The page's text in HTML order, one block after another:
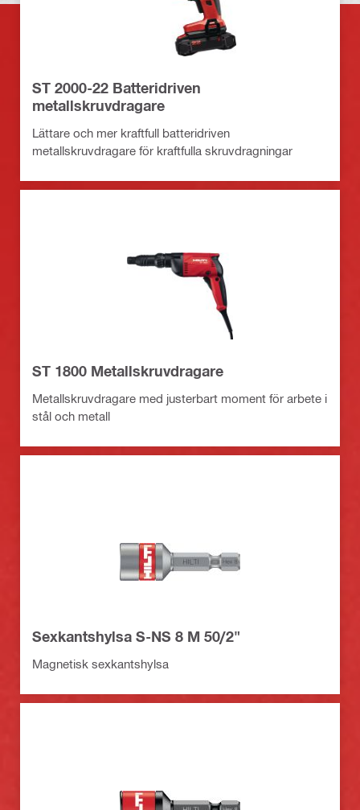
ST 2000-22 Batteridriven
metallskruvdragare
Lättare och mer kraftfull batteridriven
metallskruvdragare för kraftfulla skruvdragningar
ST 1800 Metallskruvdragare
Metallskruvdragare med justerbart moment för arbete i
stål och metall
Sexkantshylsa S-NS 8 M 50/2"
Magnetisk sexkantshylsa